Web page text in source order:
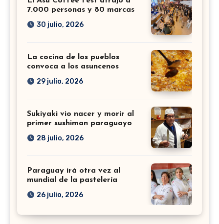
7.000 personas y 80 marcas
30 julio, 2026
La cocina de los pueblos
convoca a los asuncenos
29 julio, 2026
Sukiyaki vio nacer y morir al
primer sushiman paraguayo
28 julio, 2026
Paraguay irá otra vez al
mundial de la pastelería
26 julio, 2026